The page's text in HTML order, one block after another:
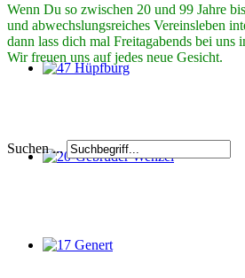
Wenn Du so zwischen 20 und 99 Jahre
und abwechslungsreiches Vereinsleben
dann lass dich mal Freitagabends bei
Wir freuen uns auf jedes neue Gesicht.
Suchen ...